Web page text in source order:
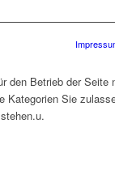
den Betrieb der Seite
Kategorien Sie